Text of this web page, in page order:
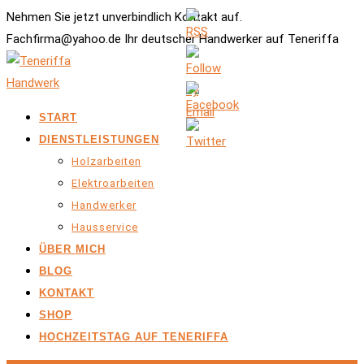
Nehmen Sie jetzt unverbindlich Kontakt auf.
Fachfirma@yahoo.de Ihr deutscher Handwerker auf Teneriffa
START
DIENSTLEISTUNGEN
Holzarbeiten
Elektroarbeiten
Handwerker
Hausservice
ÜBER MICH
BLOG
KONTAKT
SHOP
HOCHZEITSTAG AUF TENERIFFA